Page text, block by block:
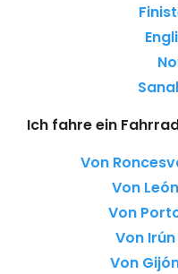
Ich fahre ein
Von
Von
Von
Von
Von